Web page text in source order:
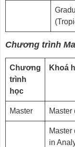
Chương trình
Chương
trình
học
Khoá
Master Master
Master
in